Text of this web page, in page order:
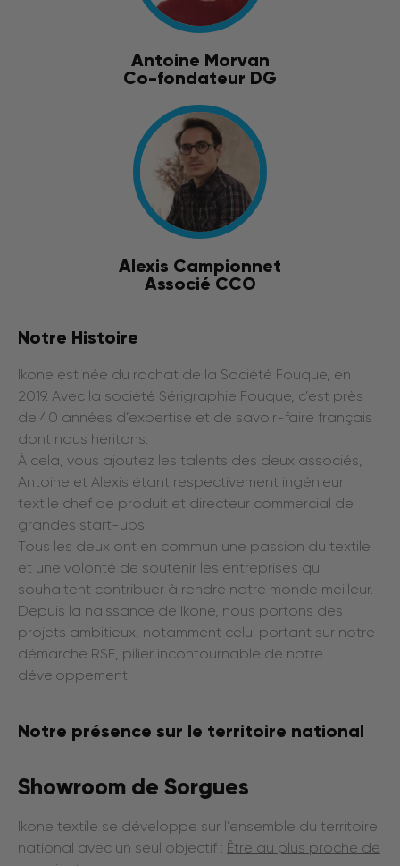
Antoine Morvan
Co-fondateur DG
Alexis Campionnet
Associé CCO
Notre Histoire
Ikone est née du rachat de la Société Fouque, en
2019. Avec la société Sérigraphie Fouque, c’est près
de 40 années d’expertise et de savoir-faire français
dont nous héritons.
À cela, vous ajoutez les talents des deux associés,
Antoine et Alexis étant respectivement ingénieur
textile chef de produit et directeur commercial de
grandes start-ups.
Tous les deux ont en commun une passion du textile
et une volonté de soutenir les entreprises qui
souhaitent contribuer à rendre notre monde meilleur.
Depuis la naissance de Ikone, nous portons des
projets ambitieux, notamment celui portant sur notre
démarche RSE, pilier incontournable de notre
développement
Notre présence sur le territoire national
Showroom de Sorgues
Ikone textile se développe sur l’ensemble du territoire
national avec un seul objectif : Être au plus proche de